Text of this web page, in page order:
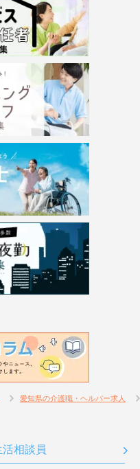
愛知県の介護職・ヘルパー求人
活相談員